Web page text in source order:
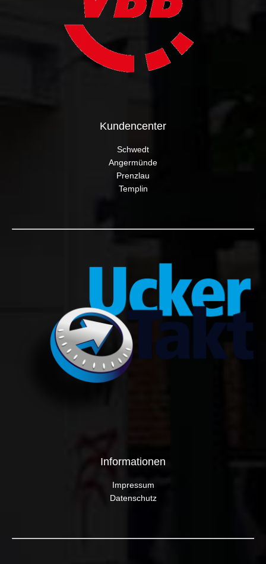
Kundencenter
Schwedt
Angermünde
Prenzlau
Templin
Informationen
Impressum
Datenschutz